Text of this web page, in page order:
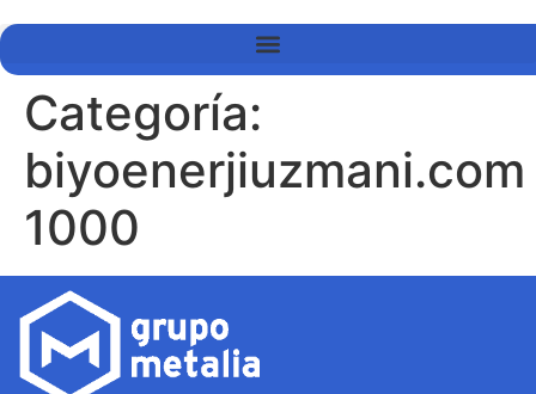
Categoría:
biyoenerjiuzmani.com
1000